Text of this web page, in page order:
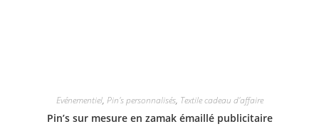
Evénementiel, Pin's personnalisés, Textile cadeau d'affaire
Pin’s sur mesure en zamak émaillé publicitaire